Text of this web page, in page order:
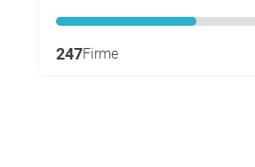
247Firme